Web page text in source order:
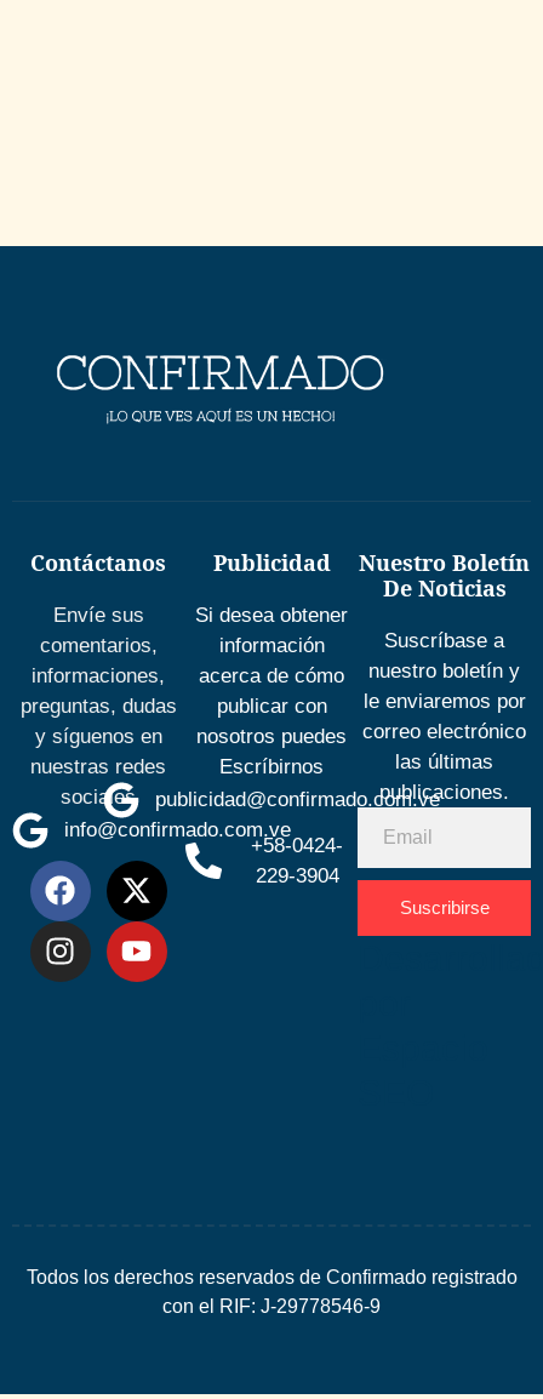
Contáctanos
Envíe sus
comentarios,
informaciones,
preguntas, dudas
y síguenos en
nuestras redes
sociales
info@confirmado.com.ve
Publicidad
Si desea obtener
información
acerca de cómo
publicar con
nosotros puedes
Escríbirnos
publicidad@confirmado.com.ve
+58-0424-
229-3904
Nuestro Boletín
De Noticias
Suscríbase a
nuestro boletín y
le enviaremos por
correo electrónico
las últimas
publicaciones.
Suscribirse
Todos los derechos reservados de Confirmado registrado
con el RIF: J-29778546-9